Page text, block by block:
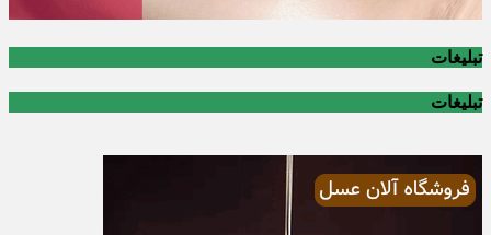
تبلیغات
تبلیغات